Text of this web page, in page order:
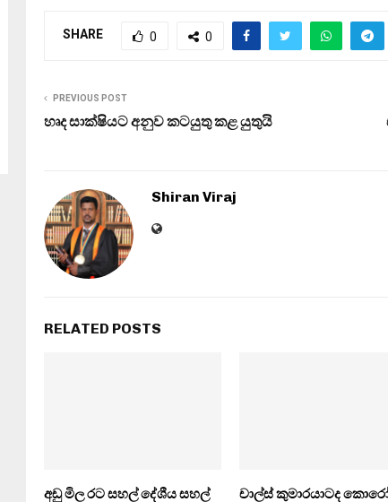
SHARE 0 0
PREVIOUS POST
හෘද සාක්ෂියට අනුව කටයුතු කළ යුතුයි
Shiran Viraj
RELATED POSTS
අඩු මිල රට සහල් දේශීය සහල්
චාල්ස් කුමාරයාටද